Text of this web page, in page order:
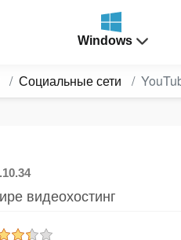
Windows
Социальные сети
видеохостинг